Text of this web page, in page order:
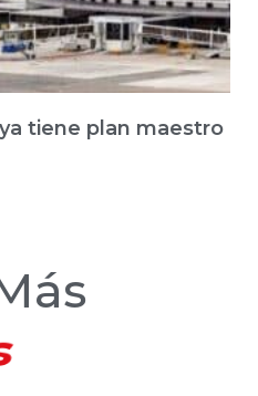
tiene plan maestro